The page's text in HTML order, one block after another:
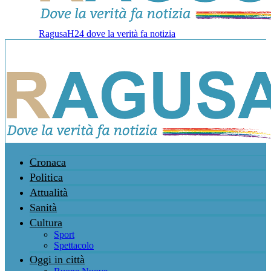
RagusaH24 dove la verità fa notizia
Cronaca
Politica
Attualità
Sanità
Cultura
Sport
Spettacolo
Oggi in città